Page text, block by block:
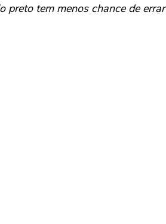
preto tem menos chance de